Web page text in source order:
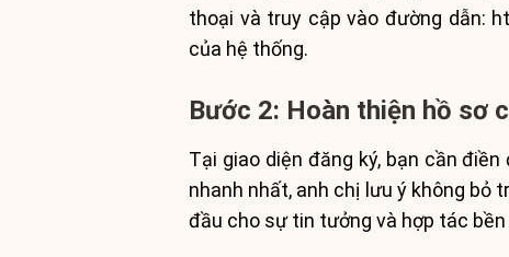
thoại và truy cập vào đường dẫn:
của hệ thống.
Bước 2: Hoàn thiện hồ sơ
Tại giao diện đăng ký, bạn cần
nhanh nhất, anh chị lưu ý không bỏ
đầu cho sự tin tưởng và hợp tác bền